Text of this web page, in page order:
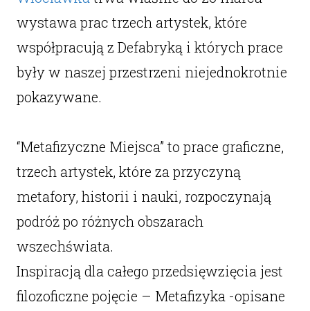
wystawa prac trzech artystek, które
współpracują z Defabryką i których prace
były w naszej przestrzeni niejednokrotnie
pokazywane.
“Metafizyczne Miejsca” to prace graficzne,
trzech artystek, które za przyczyną
metafory, historii i nauki, rozpoczynają
podróż po różnych obszarach
wszechświata.
Inspiracją dla całego przedsięwzięcia jest
filozoficzne pojęcie – Metafizyka -opisane